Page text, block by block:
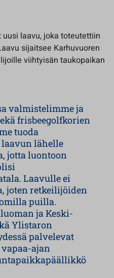
laavu, joka toteutettiin
sijaitsee Karhuvuoren
viihtyisän taukopaikan
valmistelimme ja
frisbeegolfkorien
tuoda
lähelle
jotta luontoon
Laavulle ei
joten retkeilijöiden
puilla.
ja Keski-
Ylistaron
palvelevat
ajan